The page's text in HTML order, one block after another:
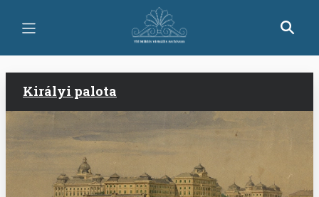
tartalomra
Királyi palota